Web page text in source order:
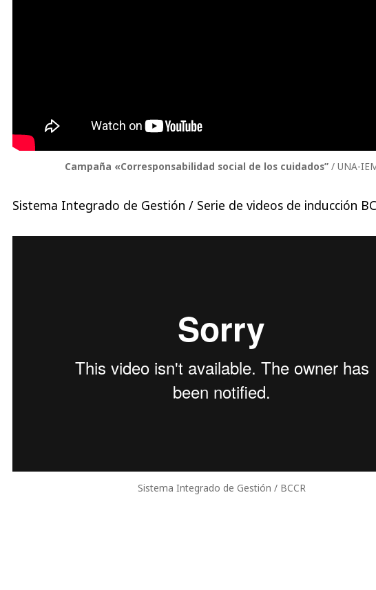
Campaña «Corresponsabilidad social de los cuidados” / UNA-
Sistema Integrado de Gestión / Serie de videos de inducción
Sistema Integrado de Gestión / BCCR